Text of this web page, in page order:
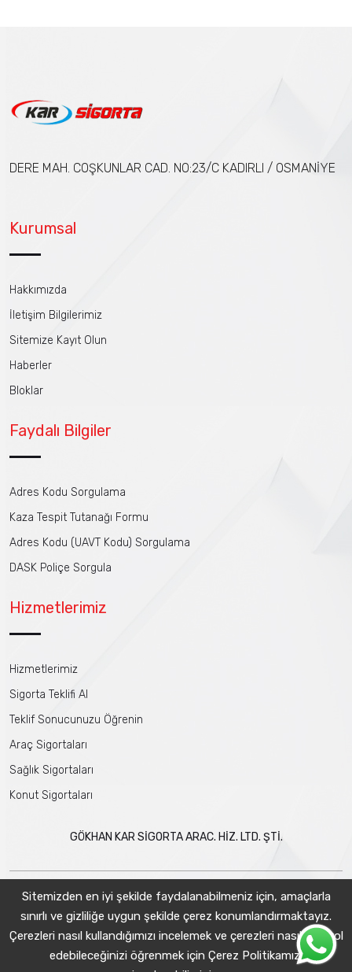
DERE MAH. COŞKUNLAR CAD. NO:23/C KADIRLI / OSMANİYE
Kurumsal
Hakkımızda
İletişim Bilgilerimiz
Sitemize Kayıt Olun
Haberler
Bloklar
Faydalı Bilgiler
Adres Kodu Sorgulama
Kaza Tespit Tutanağı Formu
Adres Kodu (UAVT Kodu) Sorgulama
DASK Poliçe Sorgula
Hizmetlerimiz
Hizmetlerimiz
Sigorta Teklifi Al
Teklif Sonucunuzu Öğrenin
Araç Sigortaları
Sağlık Sigortaları
Konut Sigortaları
GÖKHAN KAR SİGORTA ARAC. HİZ. LTD. ŞTİ.
Sitemizden en iyi şekilde faydalanabilmeniz için, amaçlarla
sınırlı ve gizliliğe uygun şekilde çerez konumlandırmaktayız.
Çerezleri nasıl kullandığımızı incelemek ve çerezleri nasıl kontrol
edebileceğinizi öğrenmek için Çerez Politikamızı